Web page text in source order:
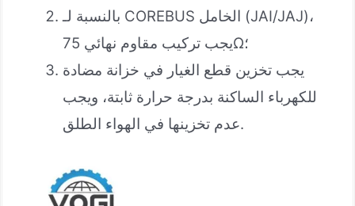
بالنسبة لـ COREBUS الخامل (JAI/JAJ)،
يجب تركيب مقاوم نهائي 75Ω؛
يجب تخزين قطع الغيار في خزانة مضادة
للكهرباء الساكنة بدرجة حرارة ثابتة، ويجب
عدم تخزينها في الهواء الطلق.